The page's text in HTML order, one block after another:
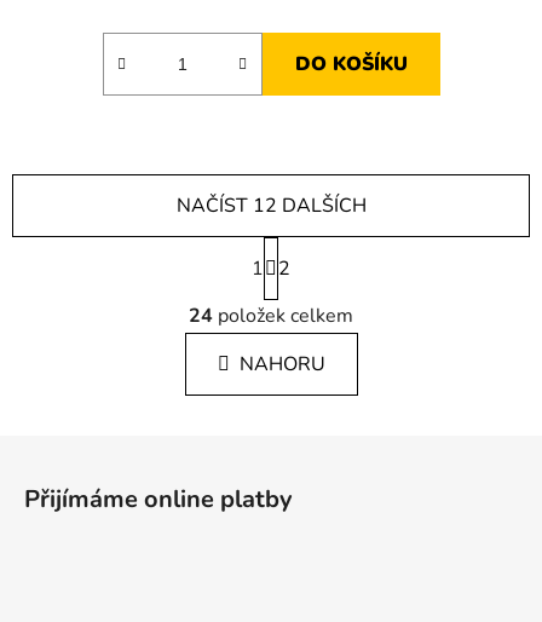
DO KOŠÍKU
O
v
l
á
d
í
p
NAČÍST 12 DALŠÍCH
S
t
r
á
n
k
1
2
24 položek celkem
NAHORU
Přijímáme online platby